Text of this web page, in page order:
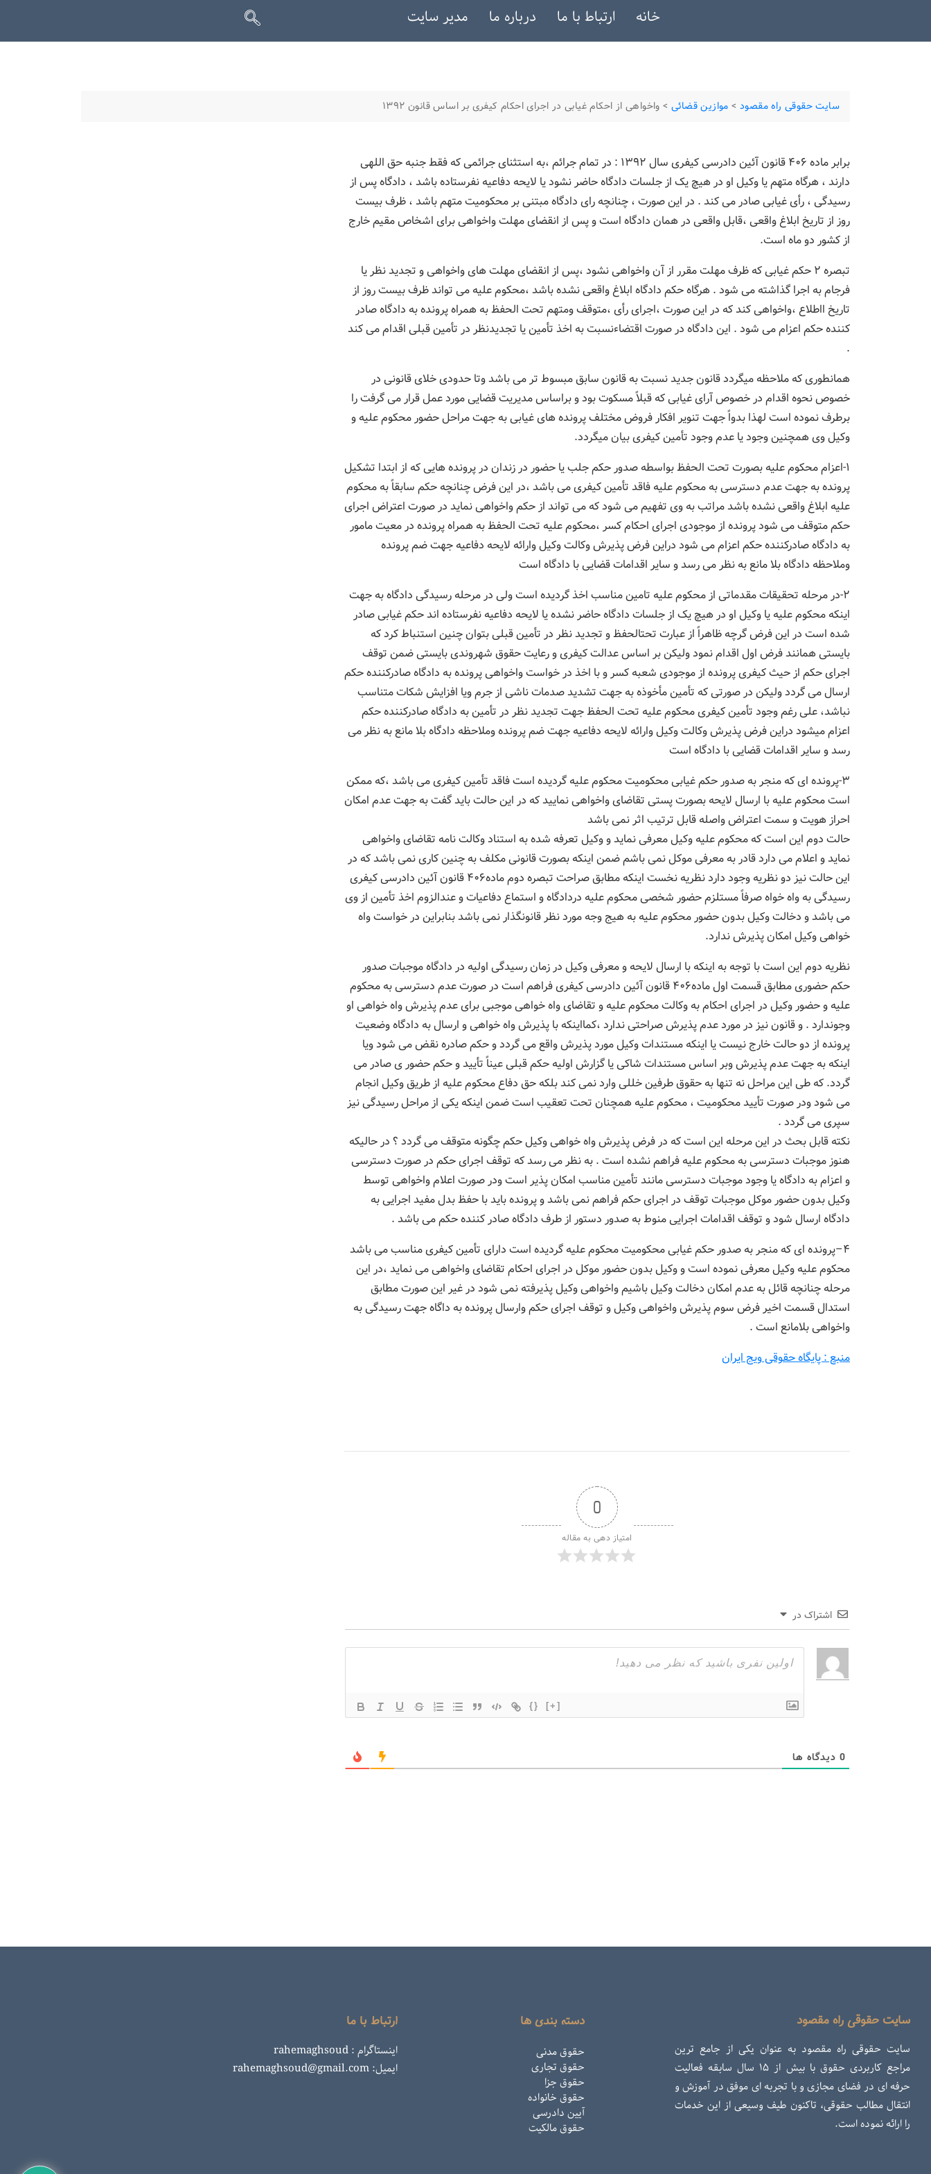
خانه ارتباط با ما درباره ما مدیر سایت
سایت حقوقی راه مقصود > موازین قضائی > واخواهی از احکام غیابی در اجرای احکام کیفری بر اساس قانون ۱۳۹۲
برابر ماده ۴۰۶ قانون آئین دادرسی کیفری سال ۱۳۹۲ : در تمام جرائم ،به استثنای جرائمی که فقط جنبه حق اللهی
دارند ، هرگاه متهم یا وکیل او در هیچ یک از جلسات دادگاه حاضر نشود یا لایحه دفاعیه نفرستاده باشد ، دادگاه پس از
رسیدگی ، رأی غیابی صادر می کند . در این صورت ، چنانچه رای دادگاه مبتنی بر محکومیت متهم باشد ، ظرف بیست
روز از تاریخ ابلاغ واقعی ،قابل واقعی در همان دادگاه است و پس از انقضای مهلت واخواهی برای اشخاص مقیم خارج
از کشور دو ماه است.
تبصره ۲ حکم غیابی که ظرف مهلت مقرر از آن واخواهی نشود ،پس از انقضای مهلت های واخواهی و تجدید نظر یا
فرجام به اجرا گذاشته می شود . هرگاه حکم دادگاه ابلاغ واقعی نشده باشد ،محکوم علیه می تواند ظرف بیست روز از
تاریخ ااطلاع ،واخواهی کند که در این صورت ،اجرای رأی ،متوقف ومتهم تحت الحفظ به همراه پرونده به دادگاه صادر
کننده حکم اعزام می شود . این دادگاه در صورت اقتضاءنسبت به اخذ تأمین یا تجدیدنظر در تأمین قبلی اقدام می کند
.
همانطوری که ملاحظه میگردد قانون جدید نسبت به قانون سابق مبسوط تر می باشد وتا حدودی خلای قانونی در
خصوص نحوه اقدام در خصوص آرای غیابی که قبلاً مسکوت بود و براساس مدیریت قضایی مورد عمل قرار می گرفت را
برطرف نموده است لهذا بدواً جهت تنویر افکار فروض مختلف پرونده های غیابی به جهت مراحل حضور محکوم علیه و
وکیل وی همچنین وجود یا عدم وجود تأمین کیفری بیان میگردد.
۱-اعزام محکوم علیه بصورت تحت الحفظ بواسطه صدور حکم جلب یا حضور در زندان در پرونده هایی که از ابتدا تشکیل
پرونده به جهت عدم دسترسی به محکوم علیه فاقد تأمین کیفری می باشد ،در این فرض چنانچه حکم سابقاً به محکوم
علیه ابلاغ واقعی نشده باشد مراتب به وی تفهیم می شود که می تواند از حکم واخواهی نماید در صورت اعتراض اجرای
حکم متوقف می شود پرونده از موجودی اجرای احکام کسر ،محکوم علیه تحت الحفظ به همراه پرونده در معیت مامور
به دادگاه صادرکننده حکم اعزام می شود دراین فرض پذیرش وکالت وکیل وارائه لایحه دفاعیه جهت ضم پرونده
وملاحظه دادگاه بلا مانع به نظر می رسد و سایر اقدامات قضایی با دادگاه است
۲-در مرحله تحقیقات مقدماتی از محکوم علیه تامین مناسب اخذ گردیده است ولی در مرحله رسیدگی دادگاه به جهت
اینکه محکوم علیه یا وکیل او در هیچ یک از جلسات دادگاه حاضر نشده یا لایحه دفاعیه نفرستاده اند حکم غیابی صادر
شده است در این فرض گرچه ظاهراً از عبارت تحتالحفظ و تجدید نظر در تأمین قبلی بتوان چنین استنباط کرد که
بایستی همانند فرض اول اقدام نمود ولیکن بر اساس عدالت کیفری و رعایت حقوق شهروندی بایستی ضمن توقف
اجرای حکم از حیث کیفری پرونده از موجودی شعبه کسر و با اخذ در خواست واخواهی پرونده به دادگاه صادرکننده حکم
ارسال می گردد ولیکن در صورتی که تأمین مأخوذه به جهت تشدید صدمات ناشی از جرم ویا افزایش شکات متناسب
نباشد، علی رغم وجود تأمین کیفری محکوم علیه تحت الحفظ جهت تجدید نظر در تأمین به دادگاه صادرکننده حکم
اعزام میشود دراین فرض پذیرش وکالت وکیل وارائه لایحه دفاعیه جهت ضم پرونده وملاحظه دادگاه بلا مانع به نظر می
رسد و سایر اقدامات قضایی با دادگاه است
۳-پرونده ای که منجر به صدور حکم غیابی محکومیت محکوم علیه گردیده است فاقد تأمین کیفری می باشد ،که ممکن
است محکوم علیه با ارسال لایحه بصورت پستی تقاضای واخواهی نمایید که در این حالت باید گفت به جهت عدم امکان
احراز هویت و سمت اعتراض واصله قابل ترتیب اثر نمی باشد
حالت دوم این است که محکوم علیه وکیل معرفی نماید و وکیل تعرفه شده به استناد وکالت نامه تقاضای واخواهی
نماید و اعلام می دارد قادر به معرفی موکل نمی باشم ضمن اینکه بصورت قانونی مکلف به چنین کاری نمی باشد که در
این حالت نیز دو نظریه وجود دارد نظریه نخست اینکه مطابق صراحت تبصره دوم ماده۴۰۶ قانون آئین دادرسی کیفری
رسیدگی به واه خواه صرفاً مستلزم حضور شخصی محکوم علیه دردادگاه و استماع دفاعیات و عندالزوم اخذ تأمین از وی
می باشد و دخالت وکیل بدون حضور محکوم علیه به هیج وجه مورد نظر قانونگذار نمی باشد بنابراین در خواست واه
خواهی وکیل امکان پذیرش ندارد.
نظریه دوم این است با توجه به اینکه با ارسال لایحه و معرفی وکیل در زمان رسیدگی اولیه در دادگاه موجبات صدور
حکم حضوری مطابق قسمت اول ماده۴۰۶ قانون آئین دادرسی کیفری فراهم است در صورت عدم دسترسی به محکوم
علیه و حضور وکیل در اجرای احکام به وکالت محکوم علیه و تقاضای واه خواهی موجبی برای عدم پذیرش واه خواهی او
وجوندارد . و قانون نیز در مورد عدم پذیرش صراحتی ندارد ،کمااینکه با پذیرش واه خواهی و ارسال به دادگاه وضعیت
پرونده از دو حالت خارج نیست یا اینکه مستندات وکیل مورد پذیرش واقع می گردد و حکم صادره نقض می شود ویا
اینکه به جهت عدم پذیرش وبر اساس مستندات شاکی یا گزارش اولیه حکم قبلی عیناً تأیید و حکم حضور ی صادر می
گردد. که طی این مراحل نه تنها به حقوق طرفین خللی وارد نمی کند بلکه حق دفاع محکوم علیه از طریق وکیل انجام
می شود ودر صورت تأیید محکومیت ، محکوم علیه همچنان تحت تعقیب است ضمن اینکه یکی از مراحل رسیدگی نیز
سپری می گردد .
نکته قابل بحث در این مرحله این است که در فرض پذیرش واه خواهی وکیل حکم چگونه متوقف می گردد ؟ در حالیکه
هنوز موجبات دسترسی به محکوم علیه فراهم نشده است . به نظر می رسد که توقف اجرای حکم در صورت دسترسی
و اعزام به دادگاه یا وجود موجبات دسترسی مانند تأمین مناسب امکان پذیر است ودر صورت اعلام واخواهی توسط
وکیل بدون حضور موکل موجبات توقف در اجرای حکم فراهم نمی باشد و پرونده باید با حفظ بدل مفید اجرایی به
دادگاه ارسال شود و توقف اقدامات اجرایی منوط به صدور دستور از طرف دادگاه صادر کننده حکم می باشد .
۴–پرونده ای که منجر به صدور حکم غیابی محکومیت محکوم علیه گردیده است دارای تأمین کیفری مناسب می باشد
محکوم علیه وکیل معرفی نموده است و وکیل بدون حضور موکل در اجرای احکام تقاضای واخواهی می نماید ،در این
مرحله چنانچه قائل به عدم امکان دخالت وکیل باشیم واخواهی وکیل پذیرفته نمی شود در غیر این صورت مطابق
استدال قسمت اخیر فرض سوم پذیرش واخواهی وکیل و توقف اجرای حکم وارسال پرونده به داگاه جهت رسیدگی به
واخواهی بلامانع است .
منبع : پایگاه حقوقی ویج ایران
0
امتیاز دهی به مقاله
اشتراک در
{} [+]
0 دیدگاه ها
سایت حقوقی راه مقصود
سایت حقوقی راه مقصود به عنوان یکی از جامع ترین
مراجع کاربردی حقوق با بیش از ۱۵ سال سابقه فعالیت
حرفه ای در فضای مجازی و با تجربه ای موفق در آموزش و
انتقال مطالب حقوقی، تاکنون طیف وسیعی از این خدمات
را ارائه نموده است.
دسته بندی ها
حقوق مدنی
حقوق تجاری
حقوق جزا
حقوق خانواده
آیین دادرسی
حقوق مالکیت
ارتباط با ما
اینستاگرام : rahemaghsoud
ایمیل: rahemaghsoud@gmail.com